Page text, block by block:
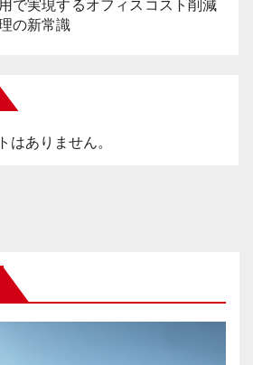
で実現するオフィスコスト削減
の新常識
はありません。